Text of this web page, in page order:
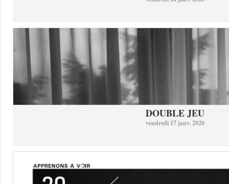
DOUBLE JEU
vendredi 17 janv. 2020